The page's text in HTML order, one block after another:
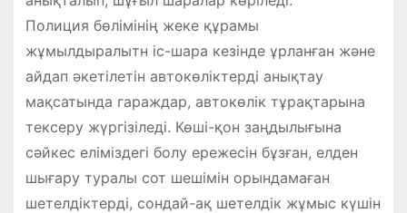
Полиция бөлімінің жеке құрамы
жұмылдыралытн іс-шара кезінде ұрланған және
айдап әкетілетін автокөліктерді анықтау
мақсатында гараждар, автокөлік тұрақтарына
тексеру жүргізіледі. Көші-қон заңдылығына
сәйкес еліміздегі болу ережесін бұзған, елден
шығару туралы сот шешімін орындамаған
шетелдіктерді, сондай-ақ шетелдік жұмыс күшін